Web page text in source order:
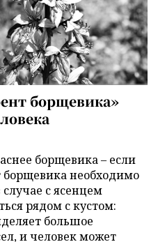
борщевика»
борщевика – если
борщевика необходимо
с ясенцем
рядом с кустом:
большое
и человек может